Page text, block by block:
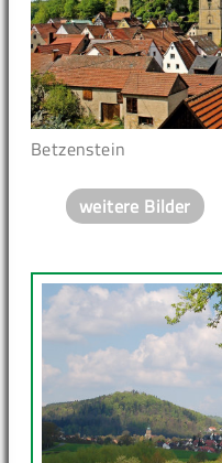
Betzenstein
weitere Bilder